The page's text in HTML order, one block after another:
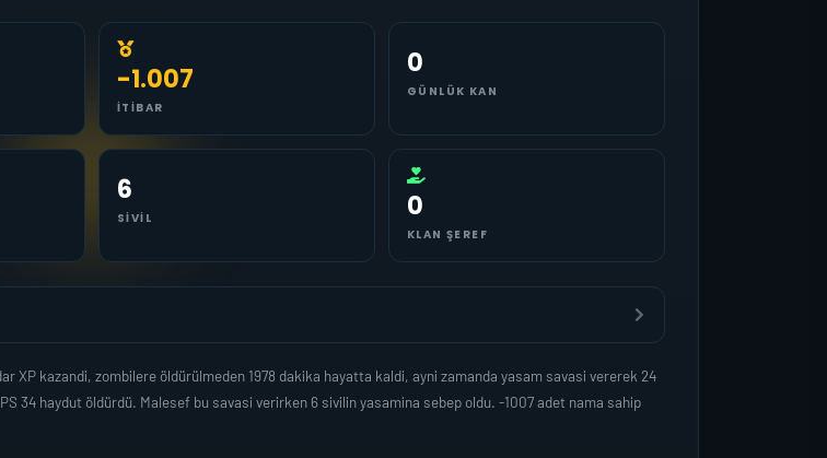
-1.007
İTIBAR
0
GÜNLÜK KAN
6
SIVIL 0
KLAN ŞEREF
XP kazandi, zombilere öldürülmeden 1978 dakika hayatta kaldi, ayni zamanda yasam savasi vererek 24
34 haydut öldürdü. Malesef bu savasi verirken 6 sivilin yasamina sebep oldu. -1007 adet nama sahip